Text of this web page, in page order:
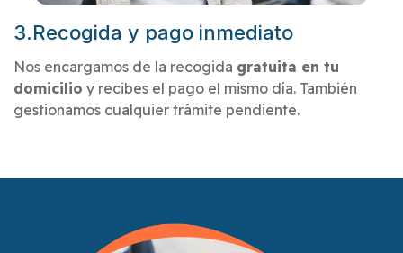
3.Recogida y pago inmediato
Nos encargamos de la recogida gratuita en tu
domicilio y recibes el pago el mismo día. También
gestionamos cualquier trámite pendiente.